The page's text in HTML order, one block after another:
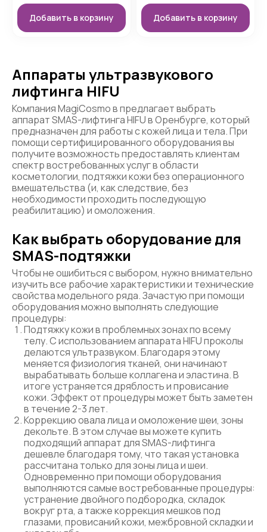
Добавить в корзину Добавить в корзину
Аппараты ультразвукового
лифтинга HIFU
Компания MagiCosmo в предлагает выбрать
аппарат SMAS-лифтинга HIFU в Оренбурге, который
предназначен для работы с кожей лица и тела. При
помощи сертифицированного оборудования вы
получите возможность предоставлять клиентам
спектр востребованных услуг в области
косметологии, подтяжки кожи без операционного
вмешательства (и, как следствие, без
необходимости проходить последующую
реабилитацию) и омоложения.
Как выбрать оборудование для
SMAS-подтяжки
Чтобы не ошибиться с выбором, нужно внимательно
изучить все рабочие характеристики и технические
свойства модельного ряда. Зачастую при помощи
оборудования можно выполнять следующие
процедуры:
Подтяжку кожи в проблемных зонах по всему
телу. С использованием аппарата HIFU проколы
делаются ультразвуком. Благодаря этому
меняется физиология тканей, они начинают
вырабатывать больше коллагена и эластина. В
итоге устраняется дряблость и провисание
кожи. Эффект от процедуры может быть заметен
в течение 2-3 лет.
Коррекцию овала лица и омоложение шеи, зоны
декольте. В этом случае вы можете купить
подходящий аппарат для SMAS-лифтинга
дешевле благодаря тому, что такая установка
рассчитана только для зоны лица и шеи.
Одновременно при помощи оборудования
выполняются самые востребованные процедуры:
устранение двойного подбородка, складок
вокруг рта, а также коррекция мешков под
глазами, провисаний кожи, межбровной складки и